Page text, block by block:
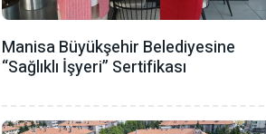
Manisa Büyükşehir Belediyesine
“Sağlıklı İşyeri” Sertifikası